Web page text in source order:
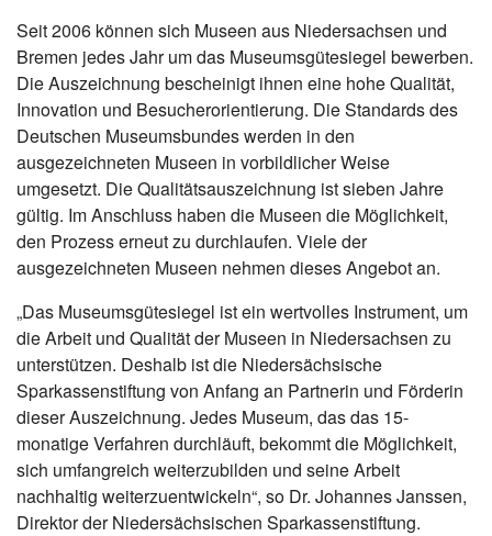
Seit 2006 können sich Museen aus Niedersachsen und
Bremen jedes Jahr um das Museumsgütesiegel bewerben.
Die Auszeichnung bescheinigt ihnen eine hohe Qualität,
Innovation und Besucherorientierung. Die Standards des
Deutschen Museumsbundes werden in den
ausgezeichneten Museen in vorbildlicher Weise
umgesetzt. Die Qualitätsauszeichnung ist sieben Jahre
gültig. Im Anschluss haben die Museen die Möglichkeit,
den Prozess erneut zu durchlaufen. Viele der
ausgezeichneten Museen nehmen dieses Angebot an.
„Das Museumsgütesiegel ist ein wertvolles Instrument, um
die Arbeit und Qualität der Museen in Niedersachsen zu
unterstützen. Deshalb ist die Niedersächsische
Sparkassenstiftung von Anfang an Partnerin und Förderin
dieser Auszeichnung. Jedes Museum, das das 15-
monatige Verfahren durchläuft, bekommt die Möglichkeit,
sich umfangreich weiterzubilden und seine Arbeit
nachhaltig weiterzuentwickeln“, so Dr. Johannes Janssen,
Direktor der Niedersächsischen Sparkassenstiftung.